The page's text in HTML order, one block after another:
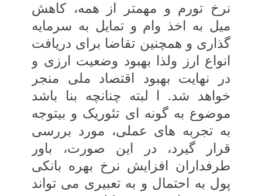
نرخ تورم و مهمتر از همه، کاهش
میل به اخذ وام و تمایل به‏ سرمایه‏
گذاری و همچنین تقاضا برای دریافت‏
انواع ارز ولذا بهبود وضعیت ارزی و
در نهایت‏ بهبود اقتصاد ملی منجر
خواهد شد. ا لبته چنانچه‏ بنا باشد
موضوع به گونه ‏ای تئوریک و بی‏توجه
به‏ تجربه های عملی، مورد بررسی
قرار گیرد، در این صورت، باور
طرفداران افزایش نرخ بهره‏ بانکی
پول به احتمال و به تعبیری می ‏تواند